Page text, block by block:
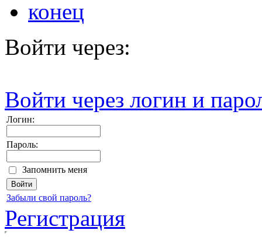
конец
Войти через:
Войти через логин и
Логин:
Пароль:
Запомнить меня
Забыли свой пароль?
Регистрация